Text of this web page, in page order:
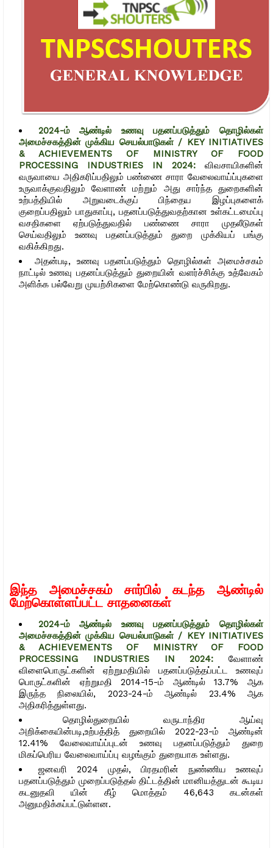
2024-ம் ஆண்டில் உணவு பதனப்படுத்தும் தொழில்கள்
அமைச்சகத்தின் முக்கிய செயல்பாடுகள் / KEY INITIATIVES
& ACHIEVEMENTS OF MINISTRY OF FOOD
PROCESSING INDUSTRIES IN 2024: விவசாயிகளின்
வருவாயை அதிகரிப்பதிலும் பண்ணை சாரா வேலைவாய்ப்புகளை
உருவாக்குவதிலும் வேளாண் மற்றும் அது சார்ந்த துறைகளின்
உற்பத்தியில் அறுவடைக்குப் பிந்தைய இழப்புகளைக்
குறைப்பதிலும் பாதுகாப்பு, பதனப்படுத்துவதற்கான உள்கட்டமைப்பு
வசதிகளை ஏற்படுத்துவதில் பண்ணை சாரா முதலீடுகள்
செய்வதிலும் உணவு பதனப்படுத்தும் துறை முக்கியப் பங்கு
வகிக்கிறது.
அதன்படி, உணவு பதனப்படுத்தும் தொழில்கள் அமைச்சகம்
நாட்டில் உணவு பதனப்படுத்தும் துறையின் வளர்ச்சிக்கு உத்வேகம்
அளிக்க பல்வேறு முயற்சிகளை மேற்கொண்டு வருகிறது.
இந்த அமைச்சகம் சார்பில் கடந்த ஆண்டில்
மேற்கொள்ளப்பட்ட சாதனைகள்
2024-ம் ஆண்டில் உணவு பதனப்படுத்தும் தொழில்கள்
அமைச்சகத்தின் முக்கிய செயல்பாடுகள் / KEY INITIATIVES
& ACHIEVEMENTS OF MINISTRY OF FOOD
PROCESSING INDUSTRIES IN 2024: வேளாண்
விளைபொருட்களின் ஏற்றுமதியில் பதனப்படுத்தப்பட்ட உணவுப்
பொருட்களின் ஏற்றுமதி 2014-15-ம் ஆண்டில் 13.7% ஆக
இருந்த நிலையில், 2023-24-ம் ஆண்டில் 23.4% ஆக
அதிகரித்துள்ளது.
தொழில்துறையில் வருடாந்திர ஆய்வு
அறிக்கையின்படி,உற்பத்தித் துறையில் 2022-23-ம் ஆண்டின்
12.41% வேலைவாய்ப்புடன் உணவு பதனப்படுத்தும் துறை
மிகப்பெரிய வேலைவாய்ப்பு வழங்கும் துறையாக உள்ளது.
ஜனவரி 2024 முதல், பிரதமரின் நுண்ணிய உணவுப்
பதனப்படுத்தும் முறைப்படுத்தல் திட்டத்தின் மானியத்துடன் கூடிய
கடனுதவி யின் கீழ் மொத்தம் 46,643 கடன்கள்
அனுமதிக்கப்பட்டுள்ளன.